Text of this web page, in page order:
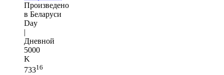
Произведено
в Беларуси
Day
|
Дневной
5000
K
73316